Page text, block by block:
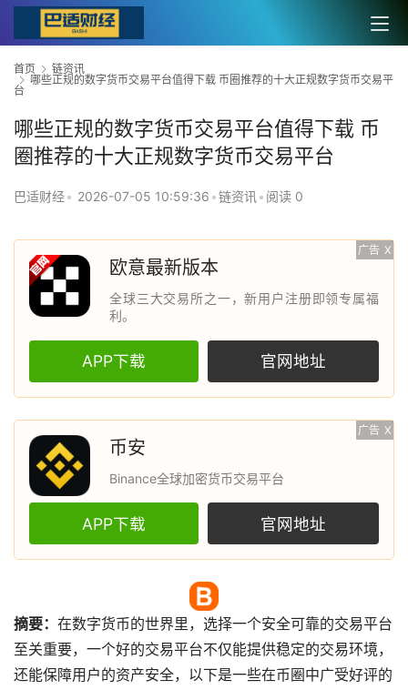
首页
链资讯
哪些正规的数字货币交易平台值得下载 币圈推荐的十大正规数字货币交易平
台
哪些正规的数字货币交易平台值得下载 币
圈推荐的十大正规数字货币交易平台
巴适财经• 2026-07-05 10:59:36 •链资讯• 阅读 0
广告 X
欧意最新版本
全球三大交易所之一，新用户注册即领专属福
利。
APP下载 官网地址
广告 X
币安
Binance全球加密货币交易平台
APP下载 官网地址
摘要： 在数字货币的世界里，选择一个安全可靠的交易平台
至关重要，一个好的交易平台不仅能提供稳定的交易环境，
还能保障用户的资产安全，以下是一些在币圈中广受好评的